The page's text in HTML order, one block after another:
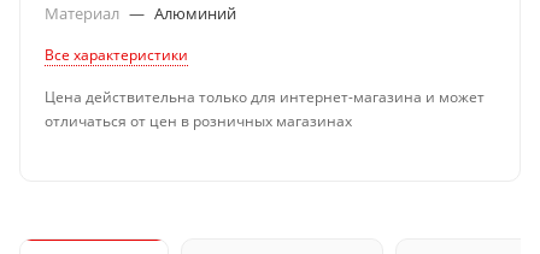
Материал — Алюминий
Все характеристики
Цена действительна только для интернет-магазина и может
отличаться от цен в розничных магазинах